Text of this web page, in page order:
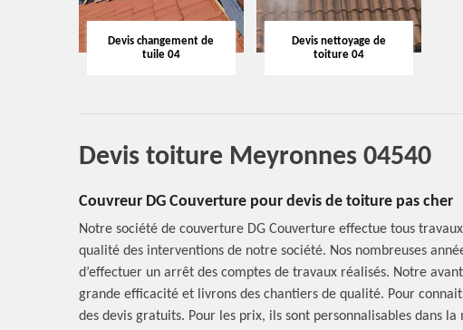
Devis changement de
tuile 04
Devis nettoyage de
toiture 04
Devis toiture Meyronnes 04540
Couvreur DG Couverture pour devis de toiture pas cher
Notre société de couverture DG Couverture effectue tous
qualité des interventions de notre société. Nos nombreuses
d’effectuer un arrêt des comptes de travaux réalisés. Notre
grande efficacité et livrons des chantiers de qualité. Pour
des devis gratuits. Pour les prix, ils sont personnalisables dans